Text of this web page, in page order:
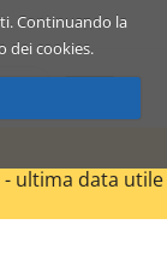
Continuando la
dei cookies.
ITA
- ultima data utile